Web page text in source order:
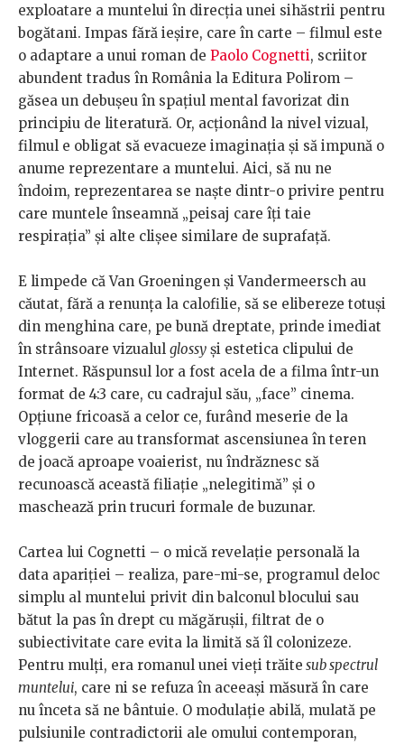
exploatare a muntelui în direcția unei sihăstrii pentru
bogătani. Impas fără ieșire, care în carte – filmul este
o adaptare a unui roman de Paolo Cognetti, scriitor
abundent tradus în România la Editura Polirom –
găsea un debușeu în spațiul mental favorizat din
principiu de literatură. Or, acționând la nivel vizual,
filmul e obligat să evacueze imaginația și să impună o
anume reprezentare a muntelui. Aici, să nu ne
îndoim, reprezentarea se naște dintr-o privire pentru
care muntele înseamnă „peisaj care îți taie
respirația” și alte clișee similare de suprafață.
E limpede că Van Groeningen și Vandermeersch au
căutat, fără a renunța la calofilie, să se elibereze totuși
din menghina care, pe bună dreptate, prinde imediat
în strânsoare vizualul glossy și estetica clipului de
Internet. Răspunsul lor a fost acela de a filma într-un
format de 4:3 care, cu cadrajul său, „face” cinema.
Opțiune fricoasă a celor ce, furând meserie de la
vloggerii care au transformat ascensiunea în teren
de joacă aproape voaierist, nu îndrăznesc să
recunoască această filiație „nelegitimă” și o
maschează prin trucuri formale de buzunar.
Cartea lui Cognetti – o mică revelație personală la
data apariției – realiza, pare-mi-se, programul deloc
simplu al muntelui privit din balconul blocului sau
bătut la pas în drept cu măgărușii, filtrat de o
subiectivitate care evita la limită să îl colonizeze.
Pentru mulți, era romanul unei vieți trăite sub spectrul
muntelui, care ni se refuza în aceeași măsură în care
nu înceta să ne bântuie. O modulație abilă, mulată pe
pulsiunile contradictorii ale omului contemporan,